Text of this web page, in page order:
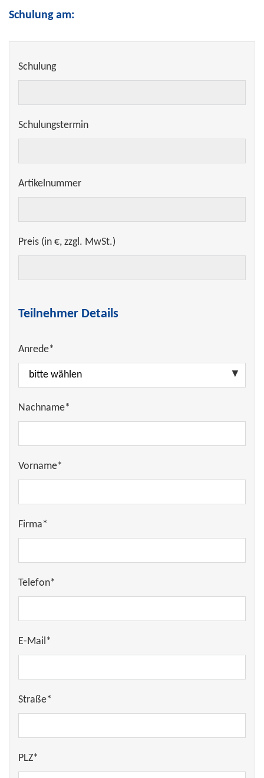
Schulung am:
Schulung
Schulungstermin
Artikelnummer
Preis (in €, zzgl. MwSt.)
Teilnehmer Details
Anrede*
Nachname*
Vorname*
Firma*
Telefon*
E-Mail*
Straße*
PLZ*